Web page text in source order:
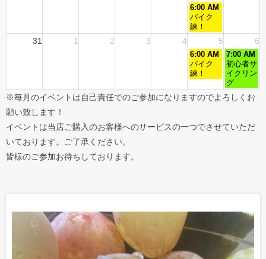
6:00 AM
バイク
練！
31 1 2 3 4 5 6
6:00 AM
バイク
練！
7:00 AM
初心者サ
イクリン
グ
※毎月のイベントは自己責任でのご参加になりますのでよろしくお
願い致します！
イベントは当店ご購入のお客様へのサービスの一つでさせていただ
いております。ご了承ください。
皆様のご参加お待ちしております。